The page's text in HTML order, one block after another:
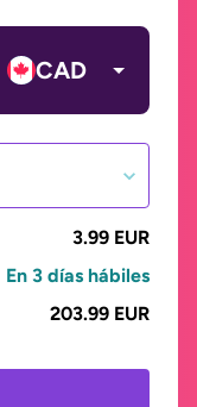
CAD
3.99 EUR
En 3 días hábiles
203.99 EUR